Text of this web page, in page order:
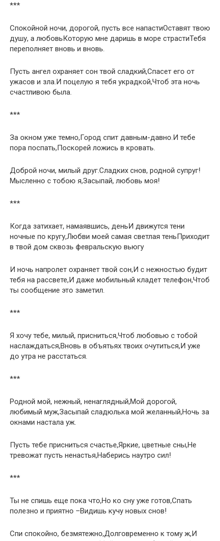
***
Спокойной ночи, дорогой, пусть все напастиОставят твою
душу, а любовьКоторую мне даришь в море страстиТебя
переполняет вновь и вновь.
Пусть ангел охраняет сон твой сладкий,Спасет его от
ужасов и зла.И поцелую я тебя украдкой,Чтоб эта ночь
счастливою была.
***
За окном уже темно,Город спит давным-давно.И тебе
пора поспать,Поскорей ложись в кровать.
Доброй ночи, милый друг.Сладких снов, родной супруг!
Мысленно с тобою я,Засыпай, любовь моя!
***
Когда затихает, намаявшись, деньИ движутся тени
ночные по кругу,Любви моей самая светлая теньПриходит
в твой дом сквозь февральскую вьюгу
И ночь напролет охраняет твой сон,И с нежностью будит
тебя на рассвете,И даже мобильный кладет телефон,Чтоб
ты сообщение это заметил.
***
Я хочу тебе, милый, присниться,Чтоб любовью с тобой
наслаждаться,Вновь в объятьях твоих очутиться,И уже
до утра не расстаться.
***
Родной мой, нежный, ненаглядный,Мой дорогой,
любимый муж,Засыпай сладюлька мой желанный,Ночь за
окнами настала уж.
Пусть тебе присниться счастье,Яркие, цветные сны,Не
тревожат пусть ненастья,Наберись наутро сил!
***
Ты не спишь еще пока что,Но ко сну уже готов,Спать
полезно и приятно –Видишь кучу новых снов!
Спи спокойно, безмятежно,Долговременно к тому ж,И